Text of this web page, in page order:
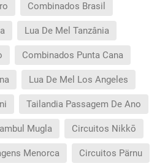
Combinados Brasil
Lua De Mel Tanzânia
Combinados Punta Cana
Lua De Mel Los Angeles
Tailandia Passagem De Ano
Mugla Circuitos Nikkō
Menorca Circuitos Pärnu